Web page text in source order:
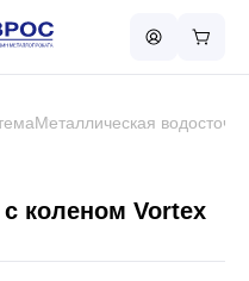
Металлическая
коленом Vortex